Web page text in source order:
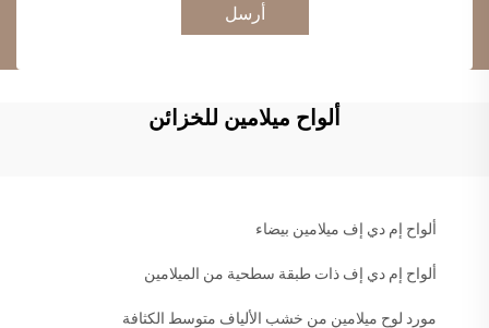
أرسل
ألواح ميلامين للخزائن
ألواح إم دي إف ميلامين بيضاء
ألواح إم دي إف ذات طبقة سطحية من الميلامين
مورد لوح ميلامين من خشب الألياف متوسط الكثافة